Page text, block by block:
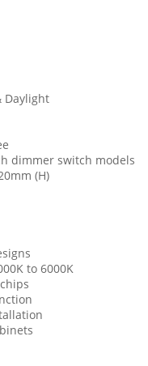
Daylight
dimmer switch models
(H)
to 6000K